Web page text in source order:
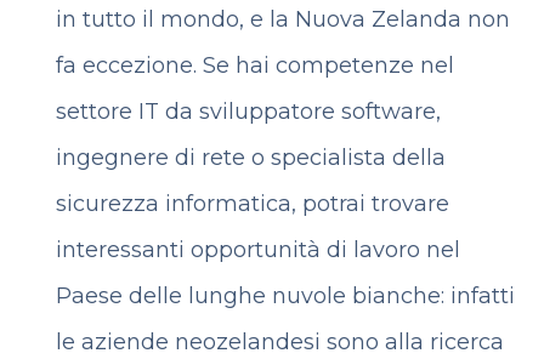
in tutto il mondo, e la Nuova Zelanda non
fa eccezione. Se hai competenze nel
settore IT da sviluppatore software,
ingegnere di rete o specialista della
sicurezza informatica, potrai trovare
interessanti opportunità di lavoro nel
Paese delle lunghe nuvole bianche: infatti
le aziende neozelandesi sono alla ricerca